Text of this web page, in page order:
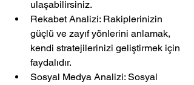
ulaşabilirsiniz.
Rekabet Analizi: Rakiplerinizin
güçlü ve zayıf yönlerini anlamak,
kendi stratejilerinizi geliştirmek için
faydalıdır.
Sosyal Medya Analizi: Sosyal